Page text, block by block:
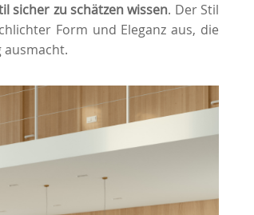
sicher zu schätzen wissen. Der Stil
Form und Eleganz aus, die